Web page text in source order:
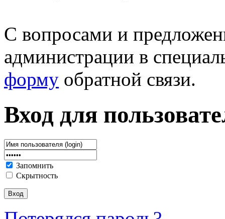
С вопросами и
администрации в
форму обратной связи.
Вход для
Запомнить
Скрытность